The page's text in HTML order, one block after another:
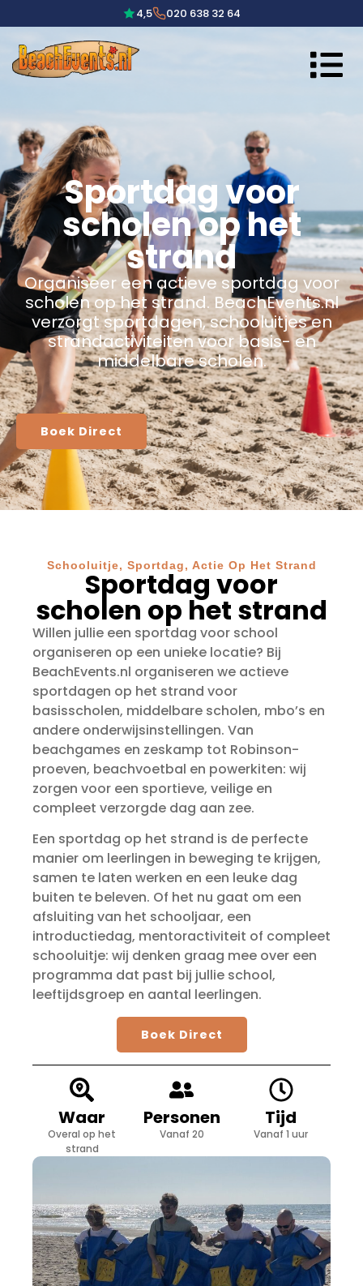
4,5 020 638 32 64
Sportdag voor
scholen op het
strand
Organiseer een actieve sportdag voor
scholen op het strand. BeachEvents.nl
verzorgt sportdagen, schooluitjes en
strandactiviteiten voor basis- en
middelbare scholen.
Boek Direct
Schooluitje, Sportdag, Actie Op Het Strand
Sportdag voor
scholen op het strand
Willen jullie een sportdag voor school
organiseren op een unieke locatie? Bij
BeachEvents.nl organiseren we actieve
sportdagen op het strand voor
basisscholen, middelbare scholen, mbo’s en
andere onderwijsinstellingen. Van
beachgames en zeskamp tot Robinson-
proeven, beachvoetbal en powerkiten: wij
zorgen voor een sportieve, veilige en
compleet verzorgde dag aan zee.
Een sportdag op het strand is de perfecte
manier om leerlingen in beweging te krijgen,
samen te laten werken en een leuke dag
buiten te beleven. Of het nu gaat om een
afsluiting van het schooljaar, een
introductiedag, mentoractiviteit of compleet
schooluitje: wij denken graag mee over een
programma dat past bij jullie school,
leeftijdsgroep en aantal leerlingen.
Boek Direct
Waar
Overal op het
strand
Personen
Vanaf 20
Tijd
Vanaf 1 uur